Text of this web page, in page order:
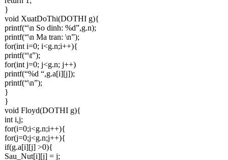
}
void XuatDoThi(DOTHI g){
printf(“\n So dinh: %d”,g.n);
printf(“\n Ma tran: \n”);
for(int i=0; i<g.n;i++){
printf(“\t”);
for(int j=0; j<g.n; j++)
printf(“%d “,g.a[i][j]);
printf(“\n”);
}
}
void Floyd(DOTHI g){
int i,j;
for(i=0;i<g.n;i++){
for(j=0;j<g.n;j++){
if(g.a[i][j] >0){
Sau_Nut[i][j] = j;